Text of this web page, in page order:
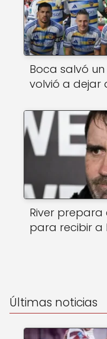
Boca salvó
volvió a dejar
River
para recibir a
Últimas noticias